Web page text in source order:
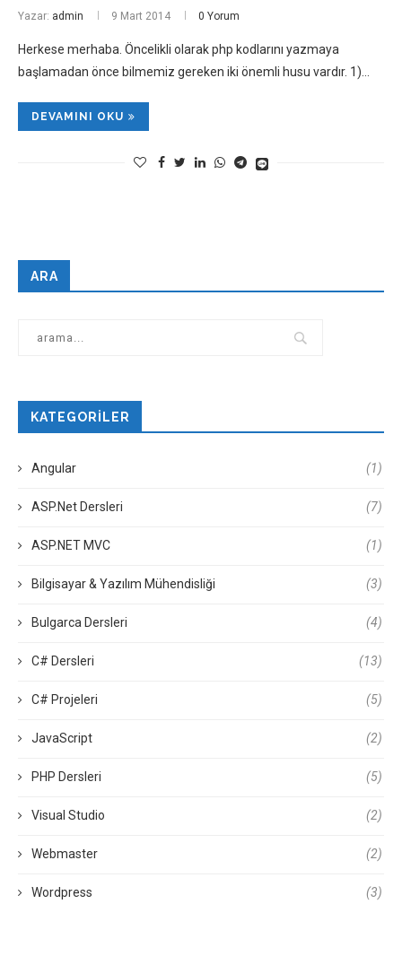
Yazar: admin 9 Mart 2014 0 Yorum
Herkese merhaba. Öncelikli olarak php kodlarını yazmaya
başlamadan önce bilmemiz gereken iki önemli husu vardır. 1)…
DEVAMINI OKU
ARA
KATEGORILER
Angular (1)
ASP.Net Dersleri (7)
ASP.NET MVC (1)
Bilgisayar & Yazılım Mühendisliği (3)
Bulgarca Dersleri (4)
C# Dersleri (13)
C# Projeleri (5)
JavaScript (2)
PHP Dersleri (5)
Visual Studio (2)
Webmaster (2)
Wordpress (3)